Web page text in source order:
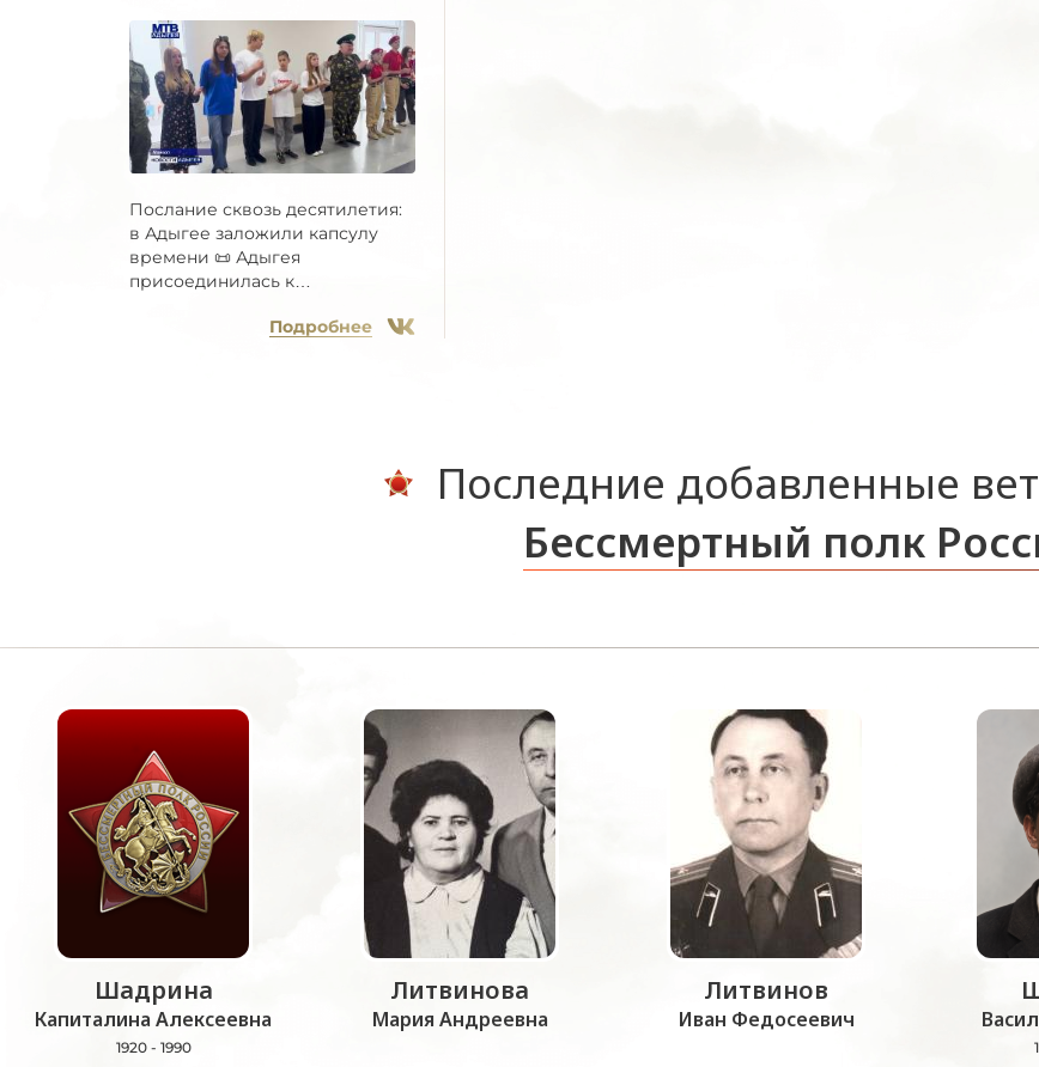
Послание сквозь десятилетия:
в Адыгее заложили капсулу
времени 📜 Адыгея
присоединилась к
Подробнее
Последние добавленные
Бессмертный полк
Шадрина
Капиталина Алексеевна
1920 - 1990
Литвинова
Мария Андреевна
Литвинов
Иван Федосеевич